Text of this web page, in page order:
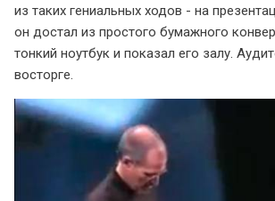
из таких гениальных ходов - на
он достал из простого бумажного
тонкий ноутбук и показал его залу.
восторге.